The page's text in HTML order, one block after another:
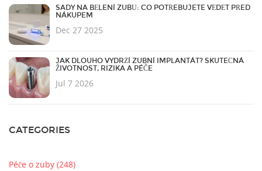
SADY NA BĚLENÍ ZUBŮ: CO POTŘEBUJETE VĚDĚT PŘED
NÁKUPEM
Dec 27 2025
JAK DLOUHO VYDRŽÍ ZUBNÍ IMPLANTÁT? SKUTEČNÁ
ŽIVOTNOST, RIZIKA A PÉČE
Jul 7 2026
CATEGORIES
Péče o zuby (248)